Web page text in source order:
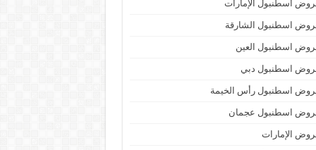
اسطنبول الإمارات
اسطنبول الشارقة
اسطنبول العين
اسطنبول دبي
اسطنبول رأس الخيمة
اسطنبول عجمان
الإمارات